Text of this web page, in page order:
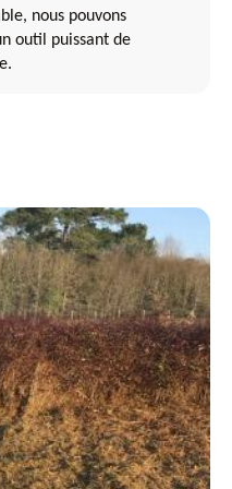
nous pouvons
outil puissant de